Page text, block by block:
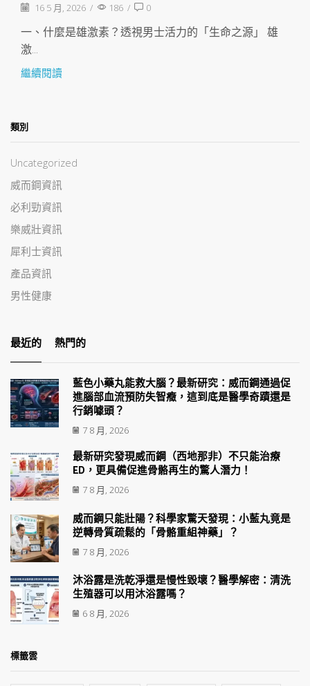
16 5 月, 2026 / 186 / 0
一、什麼是雄激素？透視男士活力的「生命之源」 雄
激...
繼續閱讀
類別
Uncategorized
威而鋼資訊
必利勁資訊
樂威壯資訊
犀利士資訊
產品資訊
男性健康
最近的 熱門的
藍色小藥丸能救大腦？最新研究：威而鋼通過促
進腦部血流預防失智癥，這到底是醫學奇蹟還是
行銷噱頭？
7 8 月, 2026
最新研究發現威而鋼（西地那非）不只能治療
ED，更具備促進骨骼再生的驚人潛力！
7 8 月, 2026
威而鋼只能壯陽？科學家驚天發現：小藍丸竟是
逆轉骨質疏鬆的「骨骼重組神藥」？
7 8 月, 2026
沐浴露是洗乾淨還是慢性毀壞？醫學解密：清洗
生殖器可以用沐浴露嗎？
6 8 月, 2026
標籤雲